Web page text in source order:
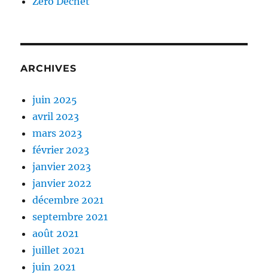
ARCHIVES
juin 2025
avril 2023
mars 2023
février 2023
janvier 2023
janvier 2022
décembre 2021
septembre 2021
août 2021
juillet 2021
juin 2021